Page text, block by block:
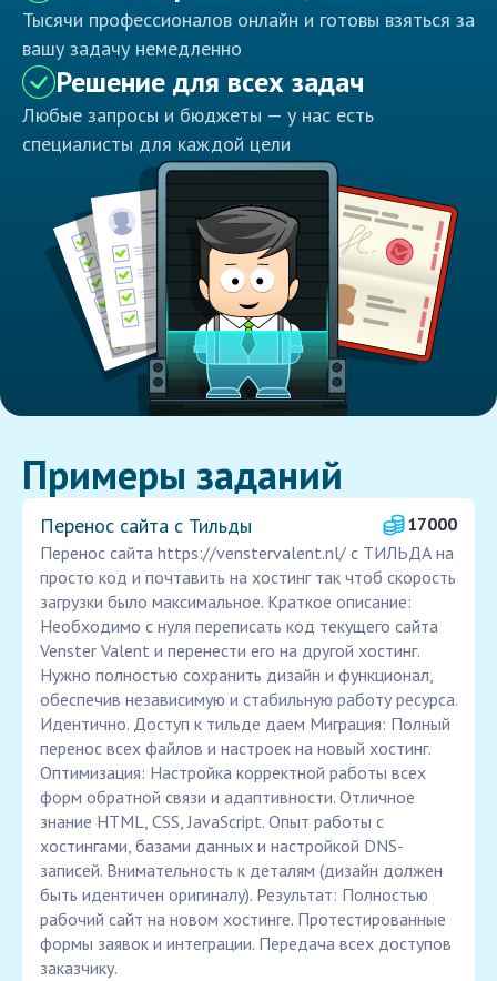
Тысячи профессионалов онлайн и готовы взяться за
вашу задачу немедленно
Решение для всех задач
Любые запросы и бюджеты — у нас есть
специалисты для каждой цели
Примеры заданий
Перенос сайта с Тильды
17000
Перенос сайта https://venstervalent.nl/ с ТИЛЬДА на
просто код и почтавить на хостинг так чтоб скорость
загрузки было максимальное. Краткое описание:
Необходимо с нуля переписать код текущего сайта
Venster Valent и перенести его на другой хостинг.
Нужно полностью сохранить дизайн и функционал,
обеспечив независимую и стабильную работу ресурса.
Идентично. Доступ к тильде даем Миграция: Полный
перенос всех файлов и настроек на новый хостинг.
Оптимизация: Настройка корректной работы всех
форм обратной связи и адаптивности. Отличное
знание HTML, CSS, JavaScript. Опыт работы с
хостингами, базами данных и настройкой DNS-
записей. Внимательность к деталям (дизайн должен
быть идентичен оригиналу). Результат: Полностью
рабочий сайт на новом хостинге. Протестированные
формы заявок и интеграции. Передача всех доступов
заказчику.